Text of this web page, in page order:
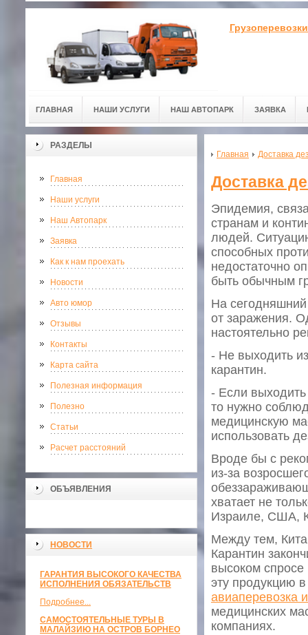
ГЛАВНАЯ НАШИ УСЛУГИ НАШ АВТОПАРК ЗАЯВКА
РАЗДЕЛЫ
Главная
Наши услуги
Наш Автопарк
Заявка
Как к нам проехать
Новости
Авто юмор
Отзывы
Контакты
Карта сайта
Полезная информация
Полезно
Статьи
Расчет расстояний
ОБЪЯВЛЕНИЯ
НОВОСТИ
ГАРАНТИЯ ВЫСОКОГО КАЧЕСТВА
ИСПОЛНЕНИЯ ОБЯЗАТЕЛЬСТВ
Подробнее...
САМОСТОЯТЕЛЬНЫЕ ТУРЫ В
МАЛАЙЗИЮ НА ОСТРОВ БОРНЕО
Главная Доставка
Доставка
Эпидемия,
странам и
людей.
способных
недостаточно
быть обычным
На
от заражения.
настоятельно
- Не выходить
карантин.
- Если выходить
то нужно
медицинскую
использовать
Вроде бы с
из-за
хватает не
Израиле, США,
Между тем,
Карантин
высоком
эту продукцию
авиаперевозка
медицинских
компаниях.